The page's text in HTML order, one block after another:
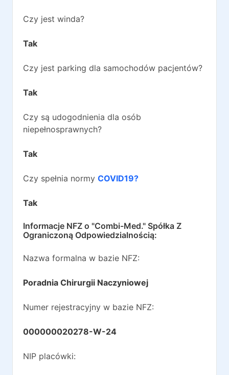
Czy jest winda?
Tak
Czy jest parking dla samochodów pacjentów?
Tak
Czy są udogodnienia dla osób
niepełnosprawnych?
Tak
Czy spełnia normy COVID19?
Tak
Informacje NFZ o "Combi-Med." Spółka Z
Ograniczoną Odpowiedzialnością:
Nazwa formalna w bazie NFZ:
Poradnia Chirurgii Naczyniowej
Numer rejestracyjny w bazie NFZ:
000000020278-W-24
NIP placówki: